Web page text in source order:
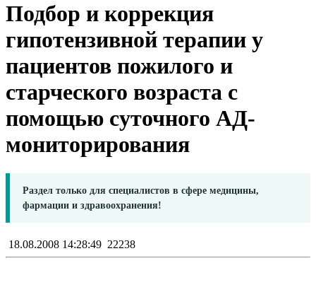
Подбор и коррекция
гипотензивной терапии у
пациентов пожилого и
старческого возраста с
помощью суточного АД-
мониторирования
Раздел только для специалистов в сфере медицины,
фармации и здравоохранения!
18.08.2008 14:28:49 22238